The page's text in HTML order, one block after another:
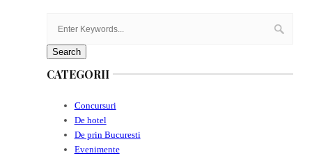
CATEGORII
Concursuri
De hotel
De prin Bucuresti
Evenimente